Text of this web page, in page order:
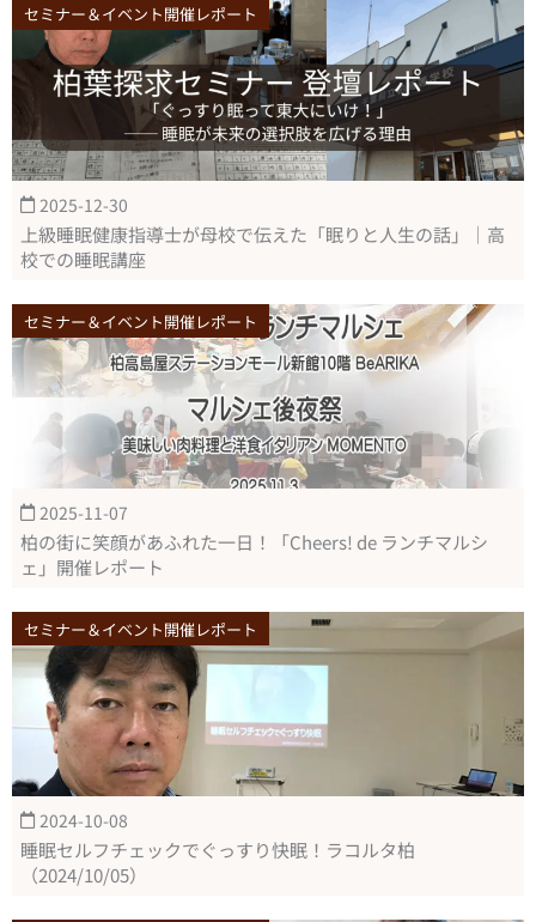
セミナー＆イベント開催レポート
2025-12-30
上級睡眠健康指導士が母校で伝えた「眠りと人生の話」｜高
校での睡眠講座
セミナー＆イベント開催レポート
2025-11-07
柏の街に笑顔があふれた一日！「Cheers! de ランチマルシ
ェ」開催レポート
セミナー＆イベント開催レポート
2024-10-08
睡眠セルフチェックでぐっすり快眠！ラコルタ柏
（2024/10/05）